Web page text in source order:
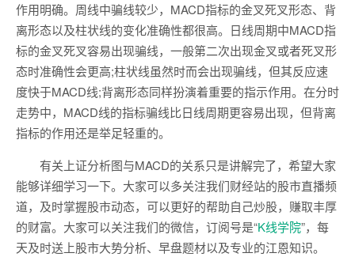
作用明确。周线中骗线较少，MACD指标的金叉死叉形态、背
离形态以及柱状线的变化准确性都很高。日线周期中MACD指
标的金叉死叉容易出现骗线，一般第二次出现金叉或者死叉形
态时准确性会更高;柱状线虽然时而会出现骗线，但其反应速
度快于MACD线;背离形态同样扮演着重要的指示作用。在分时
走势中，MACD线的指标骗线比日线周期更容易出现，但背离
指标的作用还是举足轻重的。
有关上证分析图与MACD的关系只是讲解完了，希望大家
能够详细学习一下。大家可以多关注我们财经站的股市直播频
道，及时掌握股市动态，可以更好的帮助自己炒股，赚取丰厚
的财富。大家可以关注我们的微信，订阅号是“K线学院”，每
天及时送上股市大势分析、早盘题材以及专业的江恩知识。